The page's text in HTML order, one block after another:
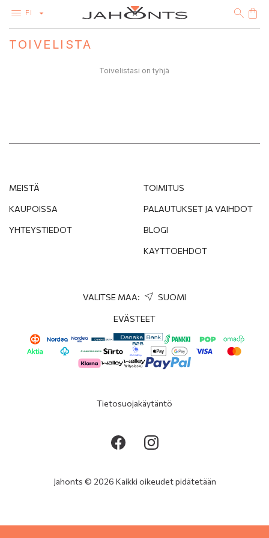
FI
TOIVELISTA
Toivelistasi on tyhjä
MEISTÄ
KAUPOISSA
YHTEYSTIEDOT
TOIMITUS
PALAUTUKSET JA VAIHDOT
BLOGI
KAYTTOEHDOT
VALITSE MAA: SUOMI
EVÄSTEET
Tietosuojakäytäntö
Jahonts © 2026 Kaikki oikeudet pidätetään